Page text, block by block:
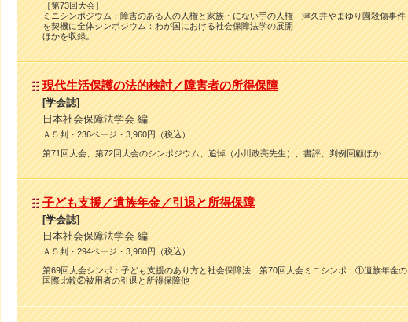
［第73回大会］
ミニシンポジウム：障害のある人の人権と家族・にない手の人権―津久井やまゆり園殺傷事件
を契機に全体シンポジウム：わが国における社会保障法学の展開
ほかを収録。
現代生活保護の法的検討／障害者の所得保障
[学会誌]
日本社会保障法学会 編
Ａ５判・236ページ・3,960円（税込）
第71回大会、第72回大会のシンポジウム、追悼（小川政亮先生）、書評、判例回顧ほか
子ども支援／遺族年金／引退と所得保障
[学会誌]
日本社会保障法学会 編
Ａ５判・294ページ・3,960円（税込）
第69回大会シンポ：子ども支援のあり方と社会保障法 第70回大会ミニシンポ：①遺族年金の
国際比較②被用者の引退と所得保障他